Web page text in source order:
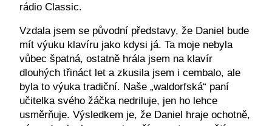
rádio Classic.
Vzdala jsem se původní představy, že Daniel bude
mít výuku klavíru jako kdysi já. Ta moje nebyla
vůbec špatná, ostatně hrála jsem na klavír
dlouhých třináct let a zkusila jsem i cembalo, ale
byla to výuka tradiční. Naše „waldorfská“ paní
učitelka svého žáčka nedriluje, jen ho lehce
usměrňuje. Výsledkem je, že Daniel hraje ochotně,